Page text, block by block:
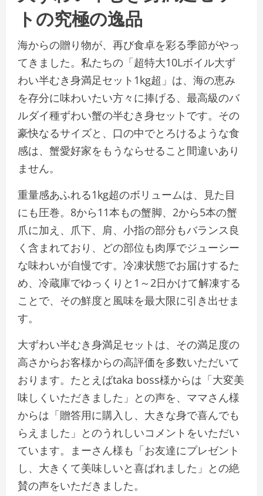
トの究極の逸品
海からの贈り物が、再び食卓を彩る季節がやっ
てきました。私たちの「超特大10Lボイル大ず
わい半むき身満足セット1kg超」は、海の恵み
を存分に味わいたい方々に捧げる、最高級のバ
ルダイ種ずわい蟹の半むき身セットです。その
豪快なるサイズと、口の中でとろけるような食
感は、蟹愛好家をもうならせること間違いあり
ません。
重量感あふれる1kg超のボリュームは、見た目
にも圧巻。8から11本もの蟹脚、2から5本の蟹
爪に加え、爪下、肩、小指の部分もバランス良
く含まれており、どの部位も肉厚でジューシー
な味わいが自慢です。冷凍状態でお届けするた
め、冷蔵庫でゆっくりと1～2日かけて解凍する
ことで、その鮮度と風味を最大限に引き出せま
す。
大ずわい半むき身満足セットは、その満足度の
高さからお客様からの高評価を多数いただいて
おります。たとえばtaka boss様からは「大変美
味しくいただきました」との声を、ママさん様
からは「贈答用に購入し、大きな身で喜んでも
らえました」とのうれしいコメントをいただい
ています。まーさん様も「お友達にプレゼント
し、大きくて美味しいと喜ばれました」との絶
賛の声をいただきました。